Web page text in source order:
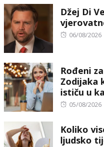
Džej Di
Posted
06/08/2026
Rođeni
Zodijaka
ističu u
Posted
05/08/2026
Koliko
ljudsko